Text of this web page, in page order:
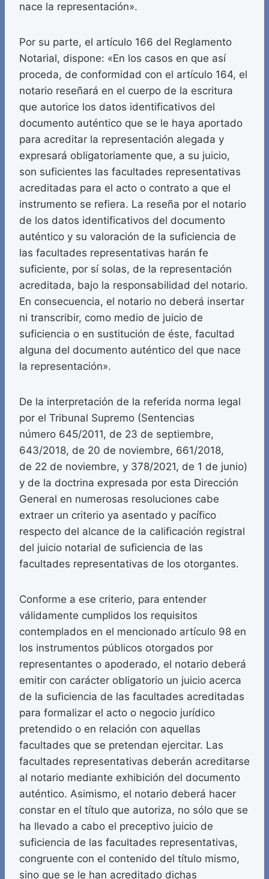
nace la representación».
Por su parte, el artículo 166 del Reglamento
Notarial, dispone: «En los casos en que así
proceda, de conformidad con el artículo 164, el
notario reseñará en el cuerpo de la escritura
que autorice los datos identificativos del
documento auténtico que se le haya aportado
para acreditar la representación alegada y
expresará obligatoriamente que, a su juicio,
son suficientes las facultades representativas
acreditadas para el acto o contrato a que el
instrumento se refiera. La reseña por el notario
de los datos identificativos del documento
auténtico y su valoración de la suficiencia de
las facultades representativas harán fe
suficiente, por sí solas, de la representación
acreditada, bajo la responsabilidad del notario.
En consecuencia, el notario no deberá insertar
ni transcribir, como medio de juicio de
suficiencia o en sustitución de éste, facultad
alguna del documento auténtico del que nace
la representación».
De la interpretación de la referida norma legal
por el Tribunal Supremo (Sentencias
número 645/2011, de 23 de septiembre,
643/2018, de 20 de noviembre, 661/2018,
de 22 de noviembre, y 378/2021, de 1 de junio)
y de la doctrina expresada por esta Dirección
General en numerosas resoluciones cabe
extraer un criterio ya asentado y pacífico
respecto del alcance de la calificación registral
del juicio notarial de suficiencia de las
facultades representativas de los otorgantes.
Conforme a ese criterio, para entender
válidamente cumplidos los requisitos
contemplados en el mencionado artículo 98 en
los instrumentos públicos otorgados por
representantes o apoderado, el notario deberá
emitir con carácter obligatorio un juicio acerca
de la suficiencia de las facultades acreditadas
para formalizar el acto o negocio jurídico
pretendido o en relación con aquellas
facultades que se pretendan ejercitar. Las
facultades representativas deberán acreditarse
al notario mediante exhibición del documento
auténtico. Asimismo, el notario deberá hacer
constar en el título que autoriza, no sólo que se
ha llevado a cabo el preceptivo juicio de
suficiencia de las facultades representativas,
congruente con el contenido del título mismo,
sino que se le han acreditado dichas